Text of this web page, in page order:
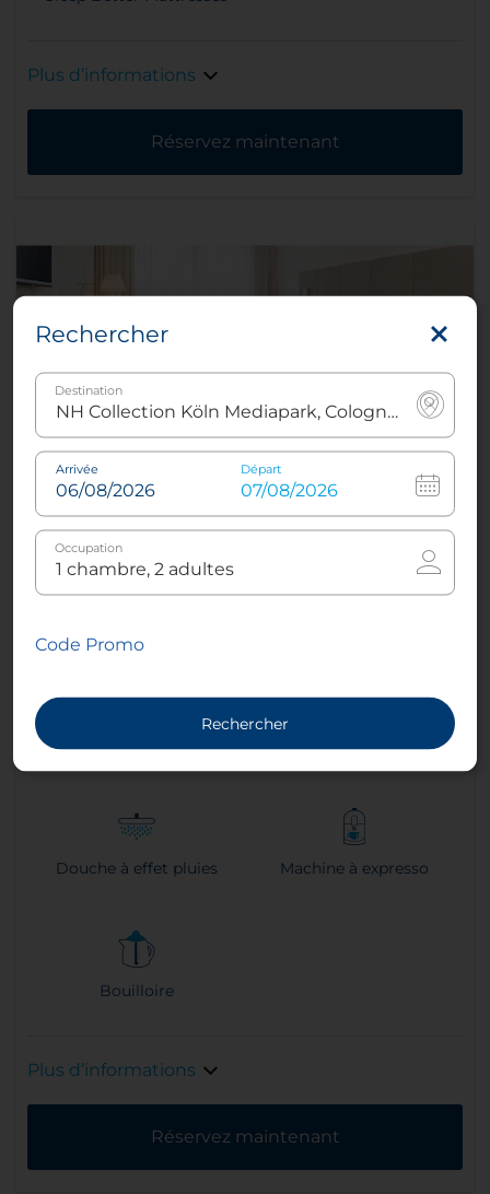
Plus d’informations
Réservez maintenant
Familiale Communicante
Climatisation - Contrôle
de la climatisation
Sleep Better Mattresses
Douche à effet pluies Machine à expresso
Bouilloire
Plus d’informations
Réservez maintenant
Rechercher
Destination
Arrivée Départ
Occupation
Code Promo
Rechercher